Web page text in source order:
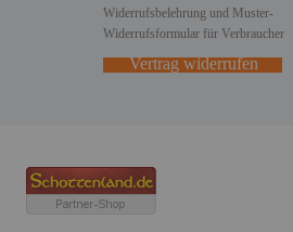
Widerrufsbelehrung und Muster-
Widerrufsformular für Verbraucher
Vertrag widerrufen